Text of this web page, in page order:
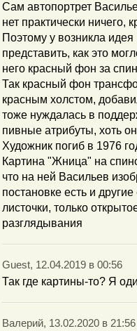
Сам автопортрет
нет практически ничего,
Поэтому у возникла
представить, как это
него красный фон за
Так красный фон
красным холстом,
тоже нуждалась в
пивные атрибуты, хоть
Художник погиб в 1976
Картина "Жница" на
что на ней Васильев
постановке есть и
листочки, только
разглядывания
Guest, 12.04.2019 в 00:56
Так где картины-то? Я
Валерий, 13.02.2020 в 21:56